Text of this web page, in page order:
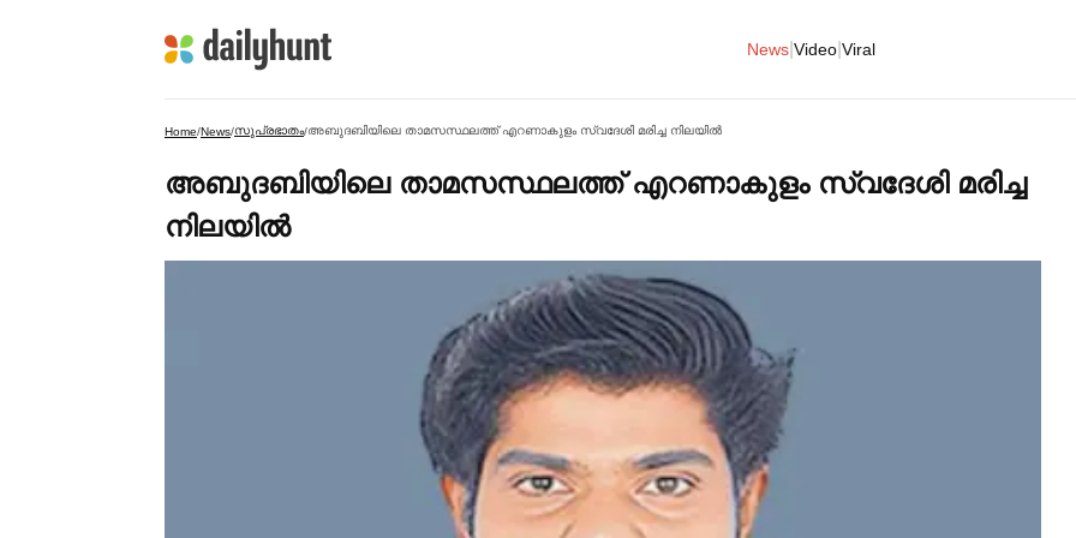
News Video Viral
Home/News/സുപ്രഭാതം/അബുദബിയിലെ താമസസ്ഥലത്ത് എറണാകുളം സ്വദേശി മരിച്ച നിലയില്‍
അബുദബിയിലെ താമസസ്ഥലത്ത് എറണാകുളം സ്വദേശി മരിച്ച
നിലയില്‍